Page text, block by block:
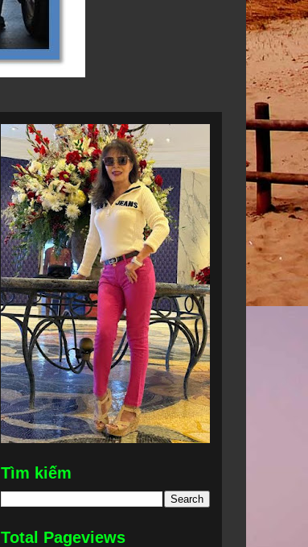
Tìm kiếm
Total Pageviews